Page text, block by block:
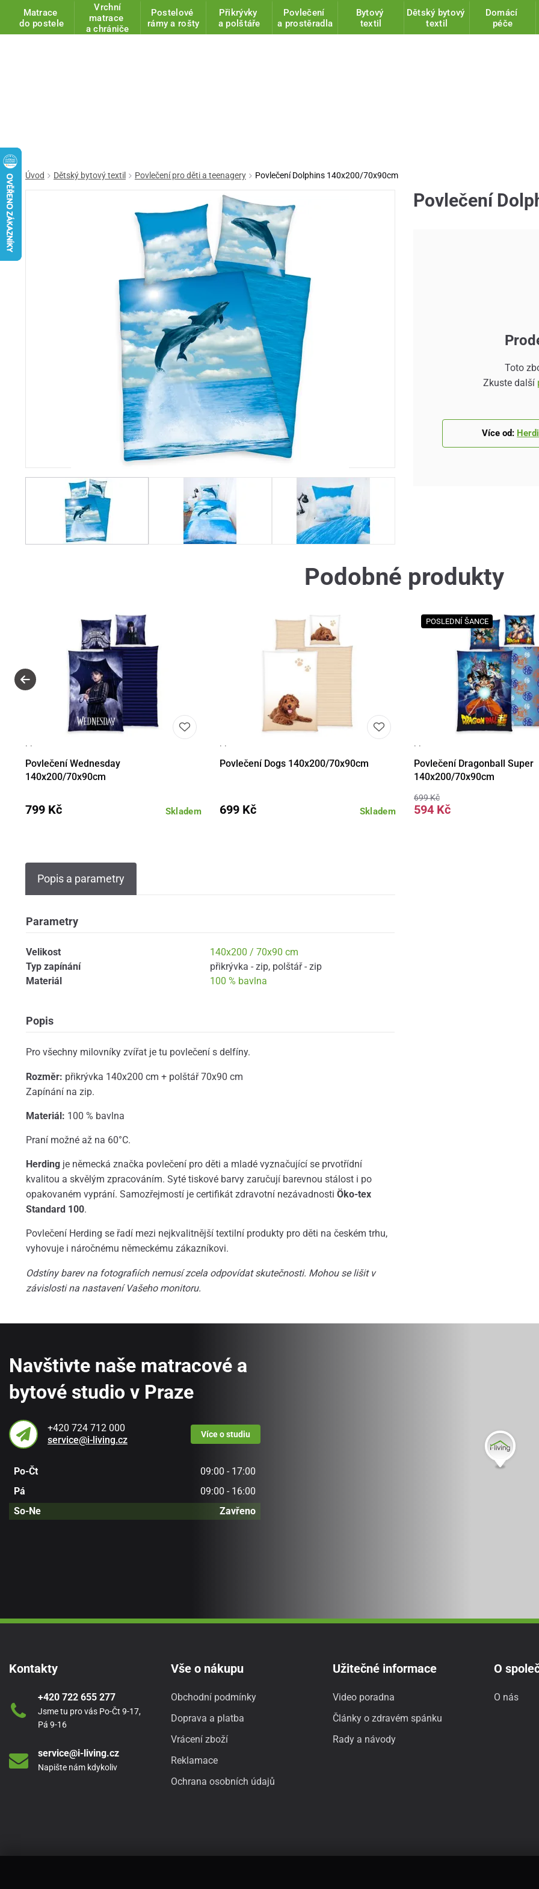
Matrace
do postele
Vrchní
matrace
a chrániče
Postelové
rámy a rošty
Přikrývky
a polštáře
Povlečení
a prostěradla
Bytový
textil
Dětský bytový
textil
Domácí
péče
Úvod Dětský bytový textil Povlečení pro děti a teenagery Povlečení Dolphins 140x200/70x90cm
Povlečení
Toto
Zkuste další
Více od:
Podobné produkty
· ·
Povlečení Wednesday
140x200/70x90cm
Skladem
799 Kč
· ·
Povlečení Dogs 140x200/70x90cm
Skladem
699 Kč
POSLEDNÍ ŠANCE
· ·
Povlečení Dragonball Super
140x200/70x90cm
699 Kč
594 Kč
Popis a parametry
Parametry
Velikost
140x200 / 70x90 cm
Typ zapínání
přikrývka - zip, polštář - zip
Materiál
100 % bavlna
Popis
Pro všechny milovníky zvířat je tu povlečení s delfíny.
Rozměr: přikrývka 140x200 cm + polštář 70x90 cm
Zapínání na zip.
Materiál: 100 % bavlna
Praní možné až na 60°C.
Herdingje německá značka povlečení pro děti a mladé vyznačující se prvotřídní
kvalitou a skvělým zpracováním. Syté tiskové barvy zaručují barevnou stálost i po
opakovaném vyprání. Samozřejmostí je certifikát zdravotní nezávadnosti Öko-tex
Standard 100.
Povlečení Herding se řadí mezi nejkvalitnější textilní produkty pro děti na českém trhu,
vyhovuje i náročnému německému zákazníkovi.
Odstíny barev na fotografiích nemusí zcela odpovídat skutečnosti. Mohou se lišit v
závislosti na nastavení Vašeho monitoru.
Navštivte naše matracové a
bytové studio v Praze
+420 724 712 000
service@i-living.cz
Víceo studiu
Po-Čt
09:00 - 17:00
Pá
09:00 - 16:00
So-Ne
Zavřeno
Kontakty
+420 722 655 277
Jsme tu pro vás Po-Čt 9-17,
Pá 9-16
service@i-living.cz
Napište nám kdykoliv
Vše o nákupu
Obchodní podmínky
Doprava a platba
Vrácení zboží
Reklamace
Ochrana osobních údajů
Užitečné informace
Video poradna
Články o zdravém spánku
Rady a návody
O
O nás